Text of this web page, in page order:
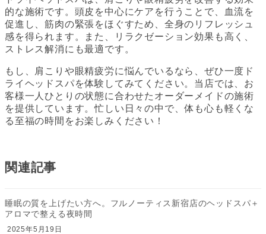
的な施術です。頭皮を中心にケアを行うことで、血流を
促進し、筋肉の緊張をほぐすため、全身のリフレッシュ
感を得られます。また、リラクゼーション効果も高く、
ストレス解消にも最適です。
もし、肩こりや眼精疲労に悩んでいるなら、ぜひ一度ド
ライヘッドスパを体験してみてください。当店では、お
客様一人ひとりの状態に合わせたオーダーメイドの施術
を提供しています。忙しい日々の中で、体も心も軽くな
る至福の時間をお楽しみください！
関連記事
睡眠の質を上げたい方へ。フルノーティス新宿店のヘッドスパ＋
アロマで整える夜時間
2025年5月19日